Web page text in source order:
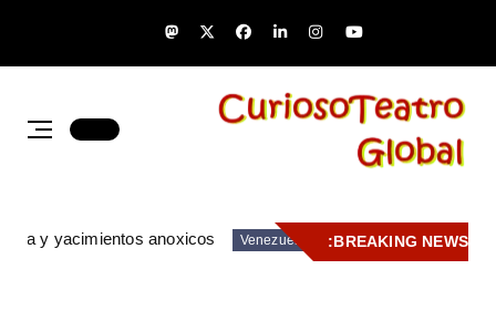
BREAKING NEWS:
Venezuela
y yacimientos anoxicos